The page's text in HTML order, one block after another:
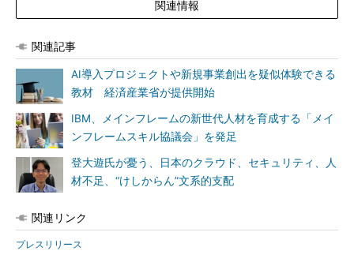
関連情報
関連記事
AI導入プロジェクトや新規事業創出を疑似体験できる
教材 経済産業省が提供開始
IBM、メインフレームの新世代人材を育成する「メイ
ンフレームスキル協議会」を発足
登大遊氏が憂う、日本のクラウド、セキュリティ、人
材不足、“けしからん”文系的支配
関連リンク
プレスリリース